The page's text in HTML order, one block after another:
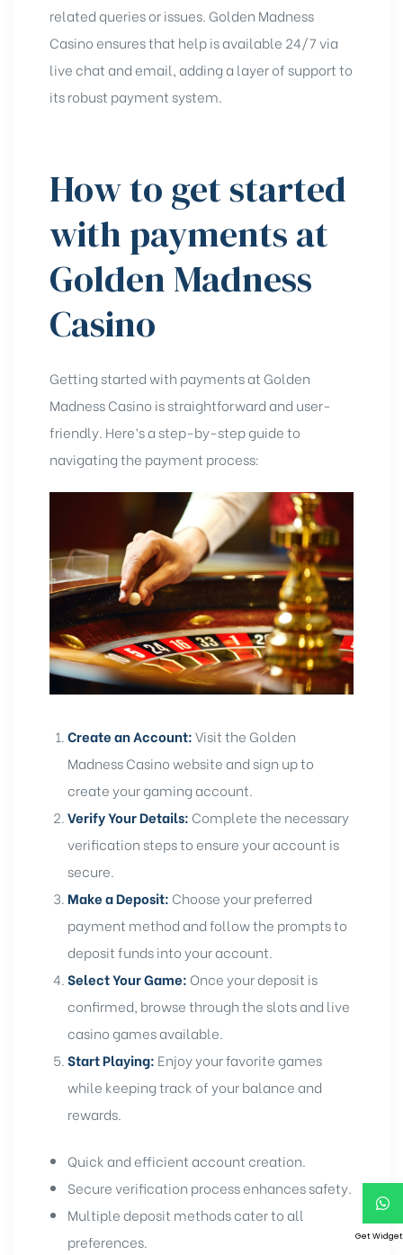
related queries or issues. Golden Madness
Casino ensures that help is available 24/7 via
live chat and email, adding a layer of support to
its robust payment system.
How to get started
with payments at
Golden Madness
Casino
Getting started with payments at Golden
Madness Casino is straightforward and user-
friendly. Here’s a step-by-step guide to
navigating the payment process:
Create an Account:Visit the Golden
Madness Casino website and sign up to
create your gaming account.
Verify Your Details: Complete the necessary
verification steps to ensure your account is
secure.
Make a Deposit: Choose your preferred
payment method and follow the prompts to
deposit funds into your account.
Select Your Game: Once your deposit is
confirmed, browse through the slots and live
casino games available.
Start Playing: Enjoy your favorite games
while keeping track of your balance and
rewards.
Quick and efficient account creation.
Secure verification process enhances safety.
Multiple deposit methods cater to all
preferences.
Get Widget